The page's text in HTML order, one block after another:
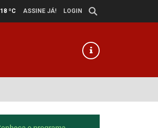
18 ºC ASSINE JÁ! LOGIN